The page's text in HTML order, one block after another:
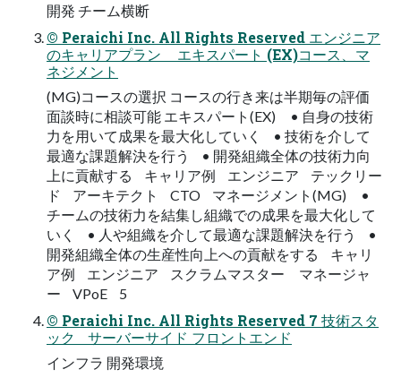
開発 チーム横断
© Peraichi Inc. All Rights Reserved エンジニア
のキャリアプラン エキスパート (EX)コース、マ
ネジメント
(MG)コースの選択 コースの行き来は半期毎の評価
面談時に相談可能 エキスパート(EX) • 自身の技術
力を用いて成果を最大化していく • 技術を介して
最適な課題解決を行う • 開発組織全体の技術力向
上に貢献する キャリア例 エンジニア テックリー
ド アーキテクト CTO マネージメント(MG) •
チームの技術力を結集し組織での成果を最大化して
いく • 人や組織を介して最適な課題解決を行う •
開発組織全体の生産性向上への貢献をする キャリ
ア例 エンジニア スクラムマスター マネージャ
ー VPoE 5
© Peraichi Inc. All Rights Reserved 7 技術スタ
ック サーバーサイド フロントエンド
インフラ 開発環境